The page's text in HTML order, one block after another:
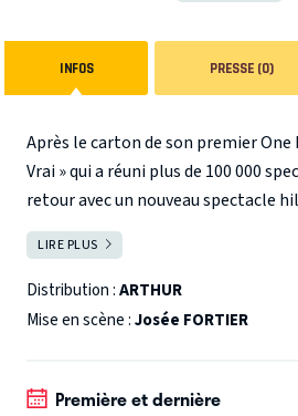
INFOS PRESSE (0)
Après le carton de son premier One
Vrai » qui a réuni plus de 100 000
retour avec un nouveau spectacle
D'internet au téléphone portable,
mariage, des parents à la presse
poignant, plus incisif et plus drôle
sans concession tout ce qui dans les
LIRE PLUS
Distribution :ARTHUR
Mise en scène :Josée FORTIER
Première et dernière